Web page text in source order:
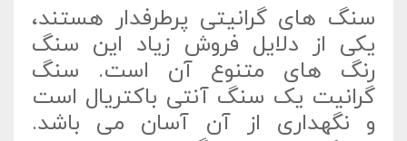
سنگ های گرانیتی پرطرفدار هستند،
یکی از دلایل فروش زیاد این سنگ
رنگ های متنوع آن است. سنگ
گرانیت یک سنگ آنتی باکتریال است
و نگهداری از آن آسان می باشد.